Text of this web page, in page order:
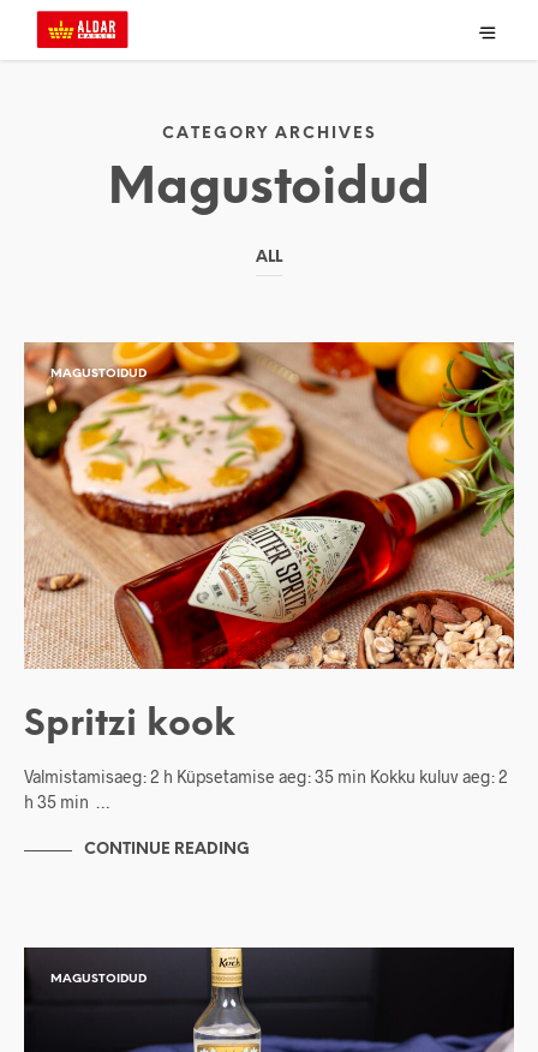
CATEGORY ARCHIVES
Magustoidud
ALL
MAGUSTOIDUD
Spritzi kook
Valmistamisaeg: 2 h Küpsetamise aeg: 35 min Kokku kuluv aeg: 2
h 35 min …
CONTINUE READING
MAGUSTOIDUD